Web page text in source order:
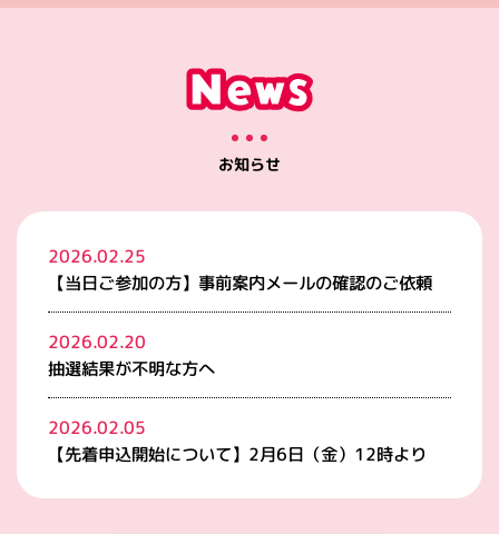
お知らせ
2026.02.25
【当日ご参加の方】事前案内メールの確認のご依頼
2026.02.20
抽選結果が不明な方へ
2026.02.05
【先着申込開始について】2月6日（金）12時より